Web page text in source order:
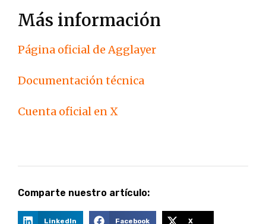
Más información
Página oficial de Agglayer
Documentación técnica
Cuenta oficial en X
Comparte nuestro artículo:
LinkedIn Facebook X